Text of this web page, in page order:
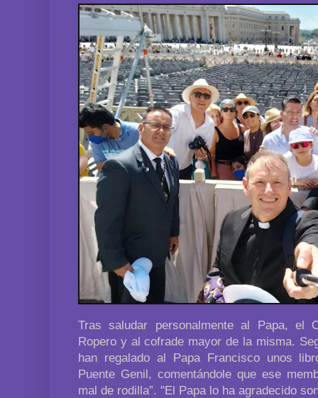
Tras saludar personalmente al Papa, el
Ropero y al cofrade mayor de la misma.
han regalado al Papa Francisco unos
Puente Genil, comentándole que ese
mal de rodilla”. "El Papa lo ha agradecido